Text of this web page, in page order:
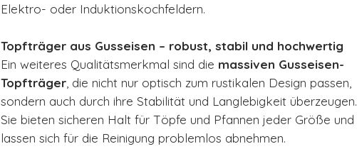
Elektro- oder Induktionskochfeldern.
Topfträger aus Gusseisen – robust, stabil und hochwertig
Ein weiteres Qualitätsmerkmal sind die massiven Gusseisen-
Topfträger , die nicht nur optisch zum rustikalen Design passen,
sondern auch durch ihre Stabilität und Langlebigkeit überzeugen.
Sie bieten sicheren Halt für Töpfe und Pfannen jeder Größe und
lassen sich für die Reinigung problemlos abnehmen.